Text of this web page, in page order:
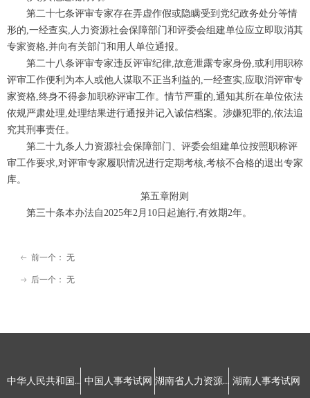
第二十七条评审专家存在弄虚作假或隐瞒受到党纪政务处分等情
形的,一经查实,人力资源社会保障部门和评委会组建单位应立即取消其
专家资格,并向有关部门和用人单位通报。
第二十八条评审专家违反评审纪律,故意泄露专家身份,或利用职称
评审工作便利为本人或他人谋取不正当利益的,一经查实,应取消评审专
家资格,终身不得参加职称评审工作。情节严重的,通知其所在单位依法
依规严肃处理,处理结果进行通报并记入诚信档案。涉嫌犯罪的,依法追
究其刑事责任。
第二十九条人力资源社会保障部门、评委会组建单位按照职称评
审工作要求,对评审专家履职情况进行定期考核,考核不合格的退出专家
库。
第五章附则
第三十条本办法自2025年2月10日起施行,有效期2年。
ꂃ 前一个： 无
ꁹ 后一个： 无
中华人民共和国人力资源和社会保障部 中国人事考试网 湖南省人力资源和社会保障厅 湖南人事考试网
友情链接：